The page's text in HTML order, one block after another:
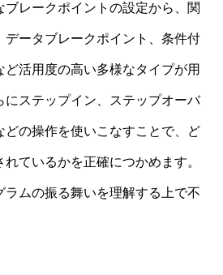
ブレークポイントの設定から、関
データブレークポイント、条件付
ど活用度の高い多様なタイプが用
にステップイン、ステップオーバ
どの操作を使いこなすことで、ど
ているかを正確につかめます。
ラムの振る舞いを理解する上で不